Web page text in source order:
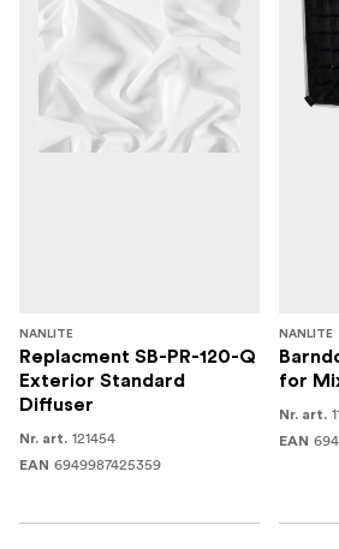
NANLITE
Replacment SB-PR-120-Q
Exterior Standard
Diffuser
Nr. art. 121454
EAN 6949987425359
NANLITE
for
Nr. art.
EAN